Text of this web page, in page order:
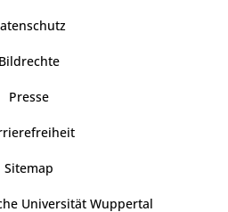
Bildrechte
Presse
Sitemap
Universität Wuppertal